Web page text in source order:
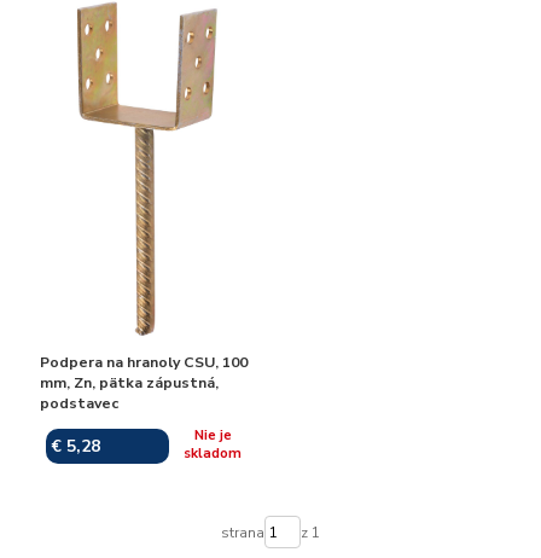
Podpera na hranoly CSU, 100
mm, Zn, pätka zápustná,
podstavec
€ 5,28
Nie je
skladom
strana z 1